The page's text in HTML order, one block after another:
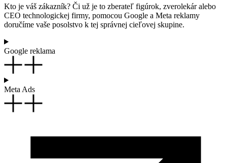
Kto je váš zákazník? Či už je to zberateľ figúrok, zverolekár alebo
CEO technologickej firmy, pomocou Google a Meta reklamy
doručíme vaše posolstvo k tej správnej cieľovej skupine.
Google reklama
Meta Ads